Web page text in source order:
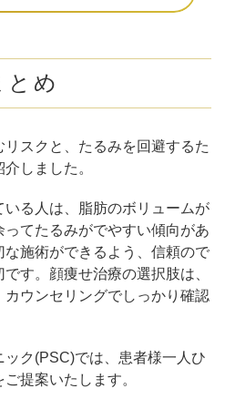
とめ
スクと、たるみを回避するた
しました。
いる人は、脂肪のボリュームが
てたるみがでやすい傾向があ
な施術ができるよう、信頼ので
す。顔痩せ治療の選択肢は、
ウンセリングでしっかり確認
ク(PSC)では、患者様一人ひ
提案いたします。